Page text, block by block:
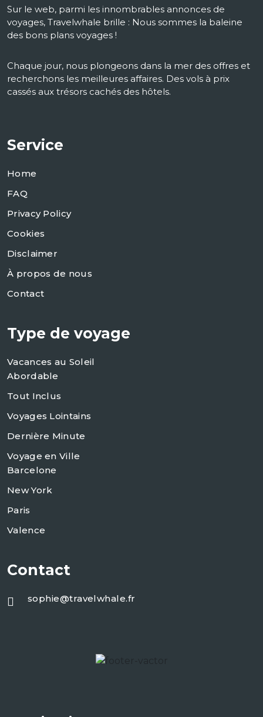
Sur le web, parmi les innombrables annonces de
voyages, Travelwhale brille : Nous sommes la baleine
des bons plans voyages !
Chaque jour, nous plongeons dans la mer des offres et
recherchons les meilleures affaires. Des vols à prix
cassés aux trésors cachés des hôtels.
Service
Home
FAQ
Privacy Policy
Cookies
Disclaimer
À propos de nous
Contact
Type de voyage
Vacances au Soleil
Abordable
Tout Inclus
Voyages Lointains
Dernière Minute
Voyage en Ville
Barcelone
New York
Paris
Valence
Contact
sophie@travelwhale.fr